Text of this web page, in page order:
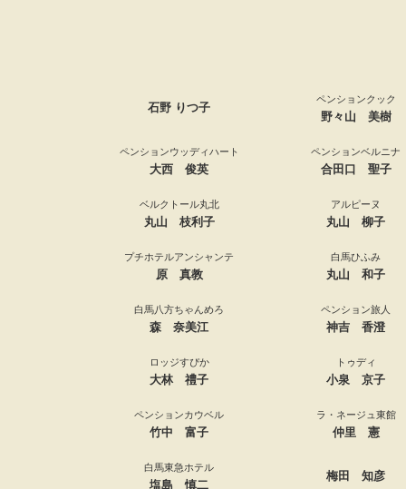
石野 りつ子
ペンションクック
野々山 美樹
ペンションウッディハート
大西 俊英
ペンションベルニナ
合田口 聖子
ベルクトール丸北
丸山 枝利子
アルピーヌ
丸山 柳子
プチホテルアンシャンテ
原 真教
白馬ひふみ
丸山 和子
白馬八方ちゃんめろ
森 奈美江
ペンション旅人
神吉 香澄
ロッジすぴか
大林 禮子
トゥディ
小泉 京子
ペンションカウベル
竹中 富子
ラ・ネージュ東館
仲里 憲
白馬東急ホテル
塩島 慎二
梅田 知彦